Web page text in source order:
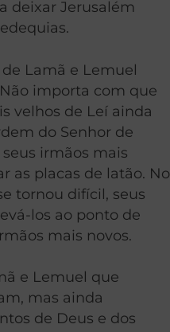
deixar Jerusalém
Lamã e Lemuel
importa com que
velhos de Leí ainda
do Senhor de
irmãos mais
as placas de latão. No
tornou difícil, seus
los ao ponto de
mais novos.
e Lemuel que
mas ainda
de Deus e dos